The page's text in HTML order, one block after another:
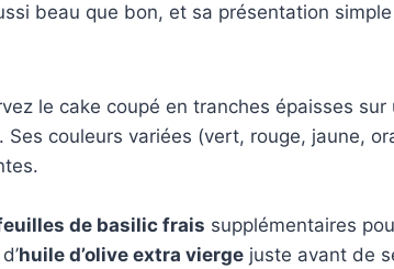
beau que bon, et sa présentation
le cake coupé en tranches épaisses
Ses couleurs variées (vert, rouge, jaune,
de basilic frais supplémentaires
huile d’olive extra vierge juste avant de